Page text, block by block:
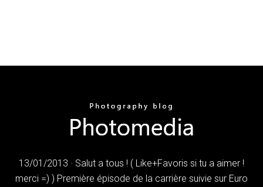
13/01/2013 · Salut a tous ! ( Like+Favoris si tu a aimer !
merci =) ) Première épisode de la carrière suivie sur Euro